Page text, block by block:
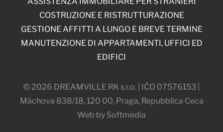
© 2026 DREAMVILLE RK s.r.o. | IČO 07576153 |
Máchova 838/18, 120 00, Praga, Repubblica Ceca
Web by Softmedia
COSTRUZIONE E RISTRUTTURAZIONE
GESTIONE AFFITTI A LUNGO E BREVE TERMINE
MANUTENZIONE DI APPARTAMENTI, UFFICI ED
EDIFICI